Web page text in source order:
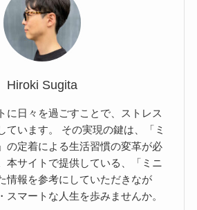
Hiroki Sugita
に日々を過ごすことで、ストレス
ています。 その実現の鍵は、「ミ
の定着による生活習慣の変革が必
本サイトで提供している、「ミニ
情報を参考にしていただきなが
スマートな人生を歩みませんか。